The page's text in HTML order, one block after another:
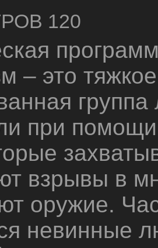
120
– это
при
взрывы в
оружие.
невинные